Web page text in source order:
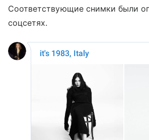
Соответствующие снимки были
соцсетях.